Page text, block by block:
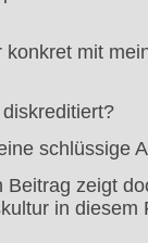
konkret mit
schlüssige
Beitrag zeigt
in diesem